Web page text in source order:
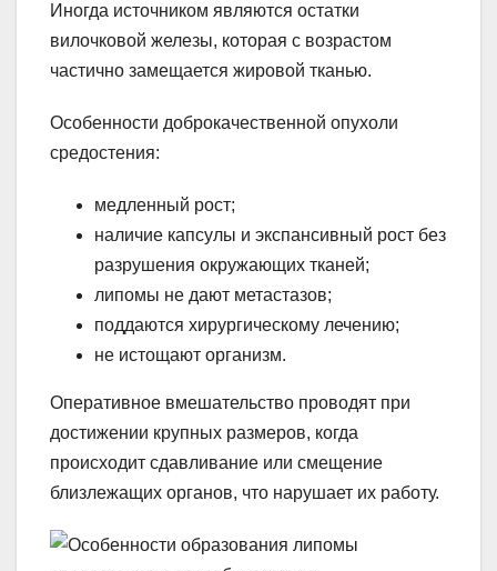
Иногда источником являются остатки
вилочковой железы, которая с возрастом
частично замещается жировой тканью.
Особенности доброкачественной опухоли
средостения:
медленный рост;
наличие капсулы и экспансивный рост без
разрушения окружающих тканей;
липомы не дают метастазов;
поддаются хирургическому лечению;
не истощают организм.
Оперативное вмешательство проводят при
достижении крупных размеров, когда
происходит сдавливание или смещение
близлежащих органов, что нарушает их работу.